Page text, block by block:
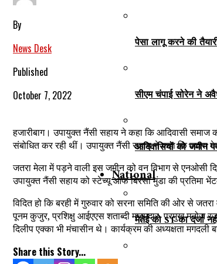
पेसा लागू करने की
सीएम चंपाई सोरेन ने
आदिवासियों को जमीन
National
मैतेई को ST का दर्जा
By
News Desk
Published
October 7, 2022
हजारीबाग। उपायुक्त नैंसी सहाय ने कहा कि आदिवासी
संबोधित कर रही थीं। उपायुक्त नैंसी सहाय ने कहा कि जतरा
जतरा मेला में पड़ने वाली इस जमीन को वन विभाग से एनओसी
उपायुक्त नैंसी सहाय को स्टेच्यू ऑफ बिरसा मुंडा की प्रतिमा
विदित हो कि बरही में गुरुवार को सरना समिति की ओर से
पूनम कुजुर, प्रशिक्षु आईएएस शताब्दी मजूमदार, प्रमुख मनोज
दिलीप एक्का भी मंचासीन थे। कार्यक्रम की अध्यक्षता मगदली
Share this Story...